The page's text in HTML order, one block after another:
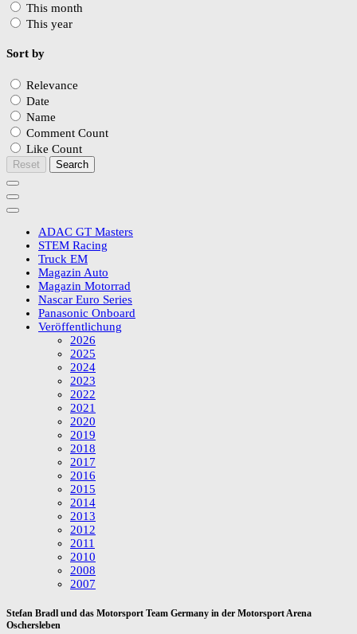
This month
This year
Sort by
Relevance
Date
Name
Comment Count
Like Count
Reset Search
ADAC GT Masters
STEM Racing
Truck EM
Magazin Auto
Magazin Motorrad
Nascar Euro Series
Panasonic Onboard
Veröffentlichung
2026
2025
2024
2023
2022
2021
2020
2019
2018
2017
2016
2015
2014
2013
2012
2011
2010
2008
2007
Stefan Bradl und das Motorsport Team Germany in der Motorsport Arena
Oschersleben